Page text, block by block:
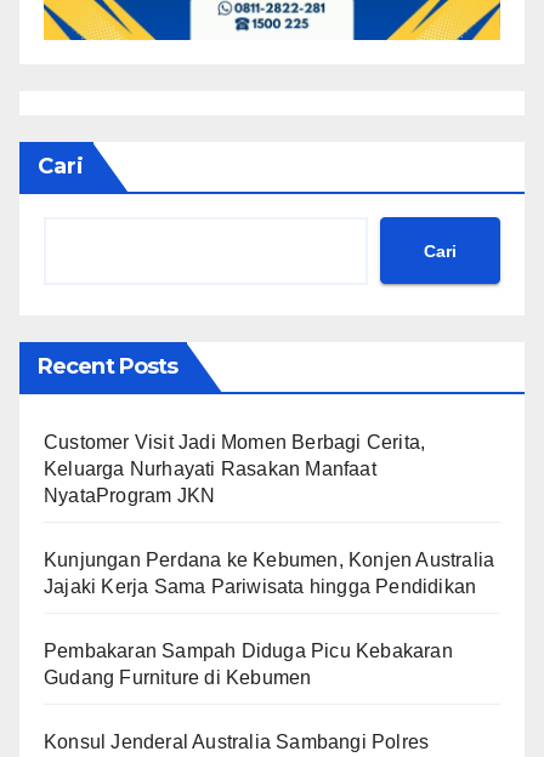
Cari
Cari
Recent Posts
Customer Visit Jadi Momen Berbagi Cerita,
Keluarga Nurhayati Rasakan Manfaat
NyataProgram JKN
Kunjungan Perdana ke Kebumen, Konjen Australia
Jajaki Kerja Sama Pariwisata hingga Pendidikan
Pembakaran Sampah Diduga Picu Kebakaran
Gudang Furniture di Kebumen
Konsul Jenderal Australia Sambangi Polres